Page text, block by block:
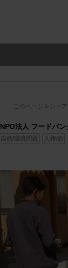
このページをシェ
NPO法人 フードバン
自然/環境問題 人権/命